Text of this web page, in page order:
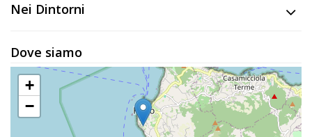
Nei Dintorni
Dove siamo
+
−